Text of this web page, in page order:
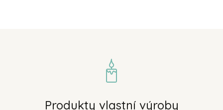
Produkty vlastní výroby